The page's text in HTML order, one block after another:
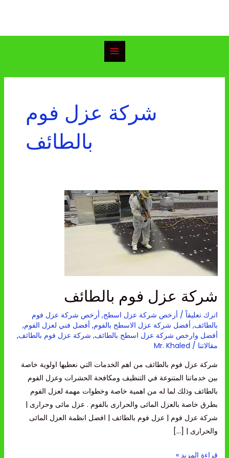
شركة عزل فوم
بالطائف
شركة عزل فوم بالطائف
اترك تعليقاً / أرخص شركة عزل اسطح, أرخص شركة عزل فوم
بالطائف, أفضل شركة عزل الاسطح بالفوم, أفضل فني لعزل الفوم,
أفضل وارخص شركة عزل اسطح بالطائف, شركة عزل فوم بالطائف,
مقالاتنا /
Mr. Khaled
شركة عزل فوم بالطائف من اهم الخدمات التي نعطيها اولوية خاصة
بين خدماتنا المتنوعة في التنظيف ومكافحة الحشرات وعزل الفوم
بالطائف وذلك لما له من اهمية خاصة وخطوات مهمة لعزل الفوم
بطرق خاصة بالعزل المائى والحرارى بالفوم . عزل مائى وحرارى |
شركة عزل فوم | عزل فوم بالطائف | افضل انظمة العزل المائى
والحرارى | […]
شركة
عزل
فوم
بالطائف
قراءة المزيد »